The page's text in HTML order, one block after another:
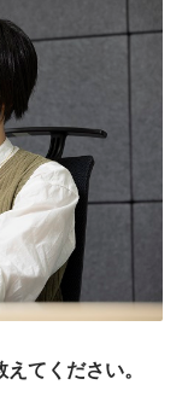
てください。